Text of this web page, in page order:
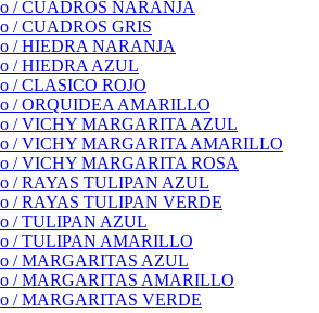
/ CUADROS NARANJA
/ CUADROS GRIS
/ HIEDRA NARANJA
/ HIEDRA AZUL
/ CLASICO ROJO
/ ORQUIDEA AMARILLO
/ VICHY MARGARITA AZUL
/ VICHY MARGARITA AMARILLO
/ VICHY MARGARITA ROSA
/ RAYAS TULIPAN AZUL
/ RAYAS TULIPAN VERDE
/ TULIPAN AZUL
/ TULIPAN AMARILLO
/ MARGARITAS AZUL
/ MARGARITAS AMARILLO
/ MARGARITAS VERDE